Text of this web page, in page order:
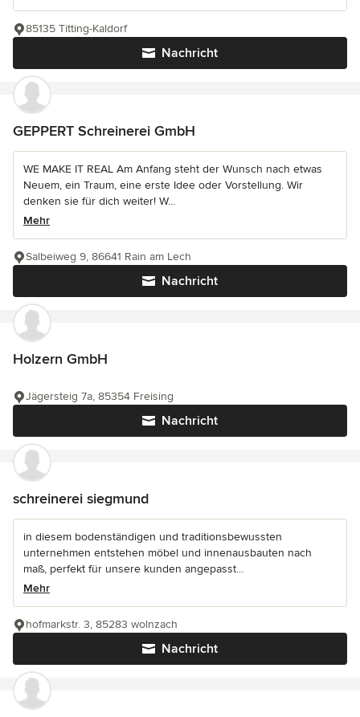
Nachricht
85135 Titting-Kaldorf
GEPPERT Schreinerei GmbH
WE MAKE IT REAL Am Anfang steht der Wunsch nach etwas
Neuem, ein Traum, eine erste Idee oder Vorstellung. Wir
denken sie für dich weiter! W...
Mehr
Nachricht
Salbeiweg 9, 86641 Rain am Lech
Holzern GmbH
Nachricht
Jägersteig 7a, 85354 Freising
schreinerei siegmund
in diesem bodenständigen und traditionsbewussten
unternehmen entstehen möbel und innenausbauten nach
maß, perfekt für unsere kunden angepasst...
Mehr
Nachricht
hofmarkstr. 3, 85283 wolnzach